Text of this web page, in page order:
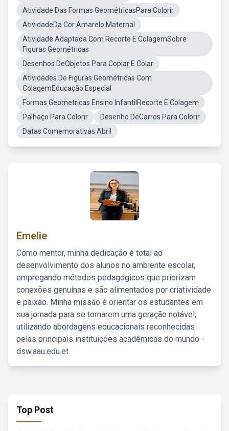
Atividade Das Formas GeométricasPara Colorir
AtividadeDa Cor Amarelo Maternal
Atividade Adaptada Com Recorte E ColagemSobre
Figuras Geométricas
Desenhos DeObjetos Para Copiar E Colar
Atividades De Figuras Geométricas Com
ColagemEducação Especial
Formas Geometricas Ensino InfantilRecorte E Colagem
Palhaço Para Colorir
Desenho DeCarros Para Colorir
Datas Comemorativas Abril
Emelie
Como mentor, minha dedicação é total ao
desenvolvimento dos alunos no ambiente escolar,
empregando métodos pedagógicos que priorizam
conexões genuínas e são alimentados por criatividade
e paixão. Minha missão é orientar os estudantes em
sua jornada para se tornarem uma geração notável,
utilizando abordagens educacionais reconhecidas
pelas principais instituições acadêmicas do mundo -
dsw.aau.edu.et.
Top Post